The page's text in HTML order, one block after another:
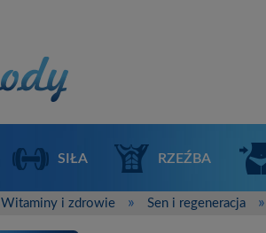
SIŁA RZEŹBA
Witaminy i zdrowie » Sen i regeneracja »